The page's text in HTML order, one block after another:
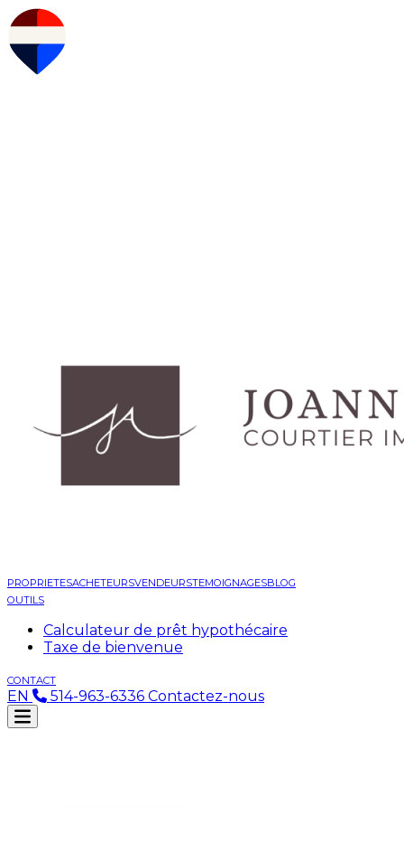
PROPRIETESACHETEURSVENDEURSTEMOIGNAGESBLOG
OUTILS
Calculateur de prêt hypothécaire
Taxe de bienvenue
CONTACT
EN 514-963-6336 Contactez-nous